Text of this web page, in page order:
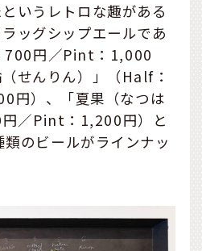
いうレトロな趣がある
ッグシップエールであ
700円／Pint：1,000
せんりん）」（Half：
円）、「夏果（なつは
／Pint：1,200円）と
のビールがラインナッ